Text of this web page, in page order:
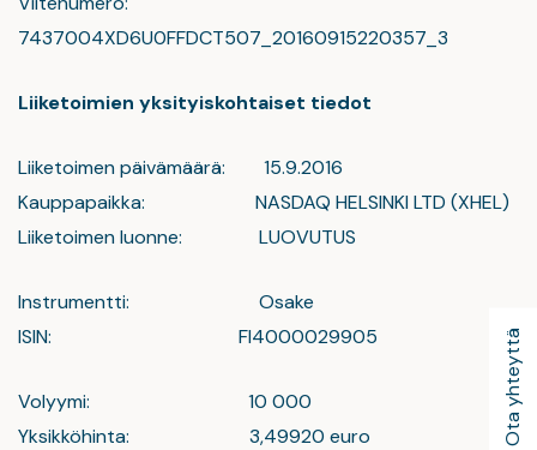
Ota yhteyttä
7437004XD6U0FFDCT507_20160915220357_3
Liiketoimien yksityiskohtaiset tiedot
Liiketoimen päivämäärä: 15.9.2016
Kauppapaikka: NASDAQ HELSINKI LTD (XHEL)
Liiketoimen luonne: LUOVUTUS
Instrumentti: Osake
ISIN: FI4000029905
Volyymi: 10 000
Yksikköhinta: 3,49920 euro